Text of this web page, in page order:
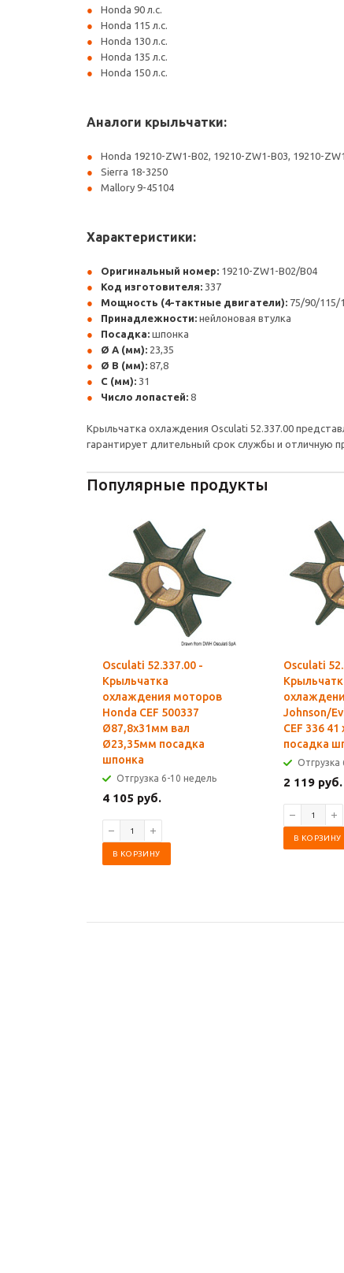
Honda 90 л.с.
Honda 115 л.с.
Honda 130 л.с.
Honda 135 л.с.
Honda 150 л.с.
Аналоги крыльчатки:
Honda 19210-ZW1-B02, 19210-ZW1-B03, 19210-
Sierra 18-3250
Mallory 9-45104
Характеристики:
Оригинальный номер: 19210-ZW1-B02/B04
Код изготовителя: 337
Мощность (4-тактные двигатели): 75/90/115/
Принадлежности: нейлоновая втулка
Посадка: шпонка
Ø A (мм): 23,35
Ø B (мм): 87,8
C (мм): 31
Число лопастей: 8
Крыльчатка охлаждения Osculati 52.337.00
гарантирует длительный срок службы и отличную
Популярные продукты
Osculati 52.337.00 -
Крыльчатка
охлаждения моторов
Honda CEF 500337
Ø87,8x31мм вал
Ø23,35мм посадка
шпонка
Отгрузка 6-10 недель
4 105 руб.
В КОРЗИНУ
Osculati
Johnson/
CEF 336
посадка
Отгрузка
2 119 руб.
В КОРЗИНУ